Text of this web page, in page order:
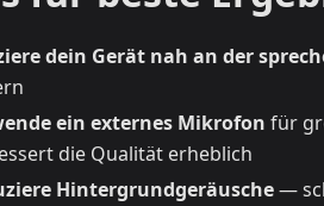
dein Gerät nah an der
ein externes Mikrofon für
die Qualität erheblich
Hintergrundgeräusche—